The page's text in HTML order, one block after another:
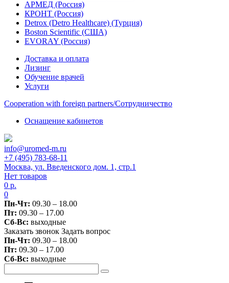
АРМЕД (Россия)
КРОНТ (Россия)
Detrox (Detro Healthcare) (Турция)
Boston Scientific (США)
EVORAY (Россия)
Доставка и оплата
Лизинг
Обучение врачей
Услуги
Сooperation with foreign partners/Сотрудничество
Оснащение кабинетов
info@uromed-m.ru
+7 (495) 783-68-11
Москва, ул. Введенского дом. 1, стр.1
Нет товаров
0 р.
0
Пн-Чт: 09.30 – 18.00
Пт: 09.30 – 17.00
Сб-Вс: выходные
Заказать звонок Задать вопрос
Пн-Чт: 09.30 – 18.00
Пт: 09.30 – 17.00
Сб-Вс: выходные